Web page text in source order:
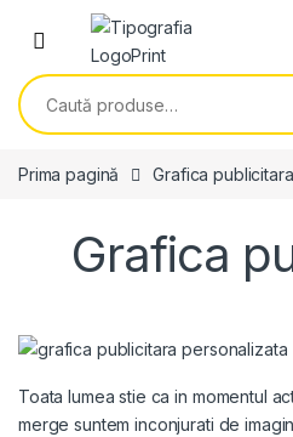
Skip to navigation
Skip to content
Caută după:
Prima pagină Grafica publicitara
Grafica
Toata lumea stie ca in momentul
merge suntem inconjurati de